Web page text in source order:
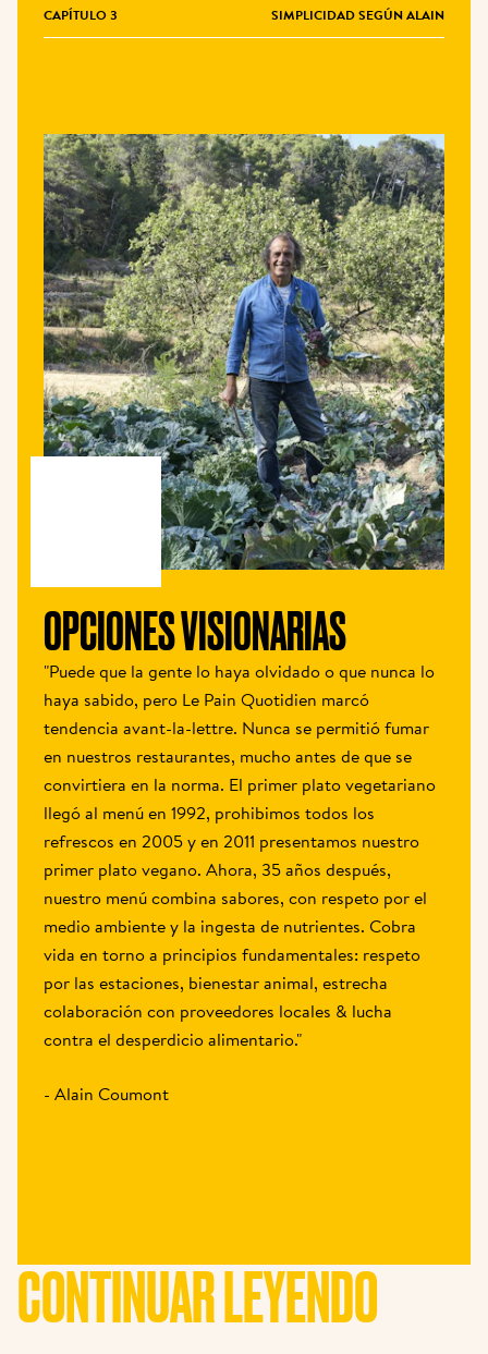
CAPÍTULO 3 SIMPLICIDAD SEGÚN ALAIN
OPCIONES VISIONARIAS
"Puede que la gente lo haya olvidado o que nunca lo
haya sabido, pero Le Pain Quotidien marcó
tendencia avant-la-lettre. Nunca se permitió fumar
en nuestros restaurantes, mucho antes de que se
convirtiera en la norma. El primer plato vegetariano
llegó al menú en 1992, prohibimos todos los
refrescos en 2005 y en 2011 presentamos nuestro
primer plato vegano. Ahora, 35 años después,
nuestro menú combina sabores, con respeto por el
medio ambiente y la ingesta de nutrientes. Cobra
vida en torno a principios fundamentales: respeto
por las estaciones, bienestar animal, estrecha
colaboración con proveedores locales & lucha
contra el desperdicio alimentario."
- Alain Coumont
CONTINUAR LEYENDO